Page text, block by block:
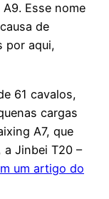
Esse nome
de
por aqui,
61 cavalos,
cargas
A7, que
a Jinbei T20 –
um artigo do